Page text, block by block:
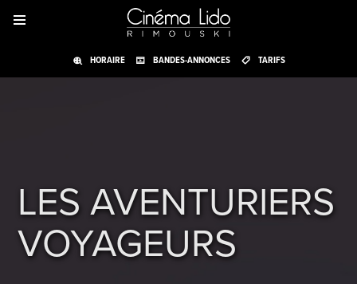
HORAIRE BANDES-ANNONCES TARIFS
LES AVENTURIERS
VOYAGEURS